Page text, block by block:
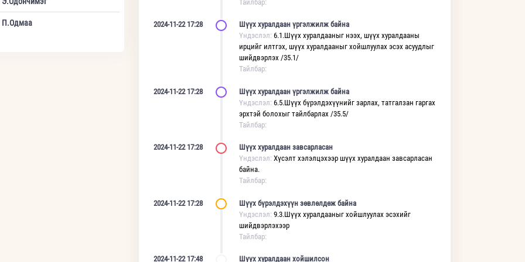
П.Одмаа
Тайлбар:
2024-11-22 17:28
Шүүх хуралдаан үргэлжилж байна
Үндэслэл: 6.1.Шүүх хуралдааныг нээх, шүүх хуралдааны
ирцийг илтгэх, шүүх хуралдааныг хойшлуулах эсэх асуудлыг
шийдвэрлэх /35.1/
Тайлбар:
2024-11-22 17:28
Шүүх хуралдаан үргэлжилж байна
Үндэслэл: 6.5.Шүүх бүрэлдэхүүнийг зарлах, татгалзан гаргах
эрхтэй болохыг тайлбарлах /35.5/
Тайлбар:
2024-11-22 17:28
Шүүх хуралдаан завсарласан
Үндэслэл: Хүсэлт хэлэлцэхээр шүүх хуралдаан завсарласан
байна.
Тайлбар:
2024-11-22 17:28
Шүүх бүрэлдэхүүн зөвлөлдөж байна
Үндэслэл: 9.3.Шүүх хуралдааныг хойшлуулах эсэхийг
шийдвэрлэхээр
Тайлбар:
2024-11-22 17:48 Шүүх хуралдаан хойшилсон